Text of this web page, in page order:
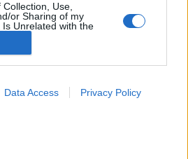
Use,
or Sharing of my
Unrelated with the
it was collected.
Data Access Privacy Policy